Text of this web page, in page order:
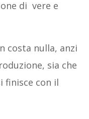
di vere e
costa nulla, anzi
sia che
finisce con il